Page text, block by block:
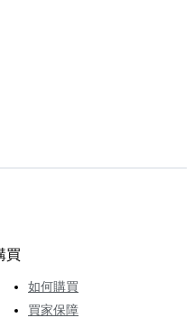
買
如何購買
買家保障